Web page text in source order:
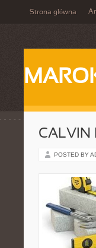
Strona główna
CALVIN
POSTED BY